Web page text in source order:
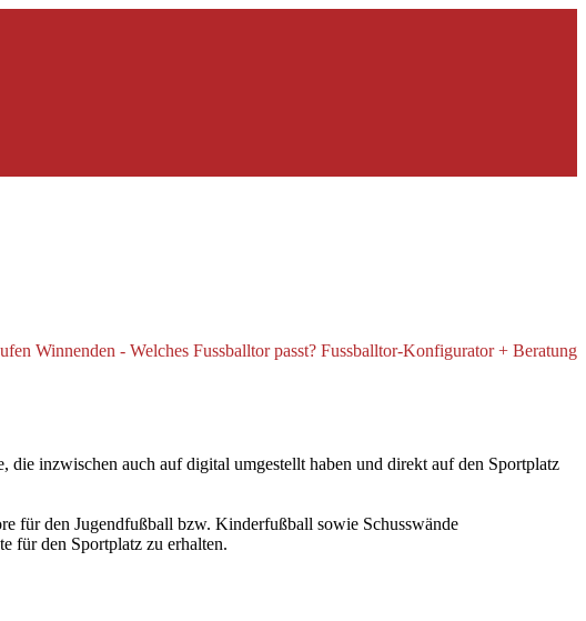
inzwischen auch auf digital umgestellt haben und direkt auf den Sportplatz
für den Jugendfußball bzw. Kinderfußball sowie Schusswände
für den Sportplatz zu erhalten.